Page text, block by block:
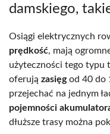
damskiego,
Osiągi elektrycznych
prędkość, mają
użyteczności tego typu
oferują zasięgod 40 do
przejechać na jednym
pojemności
dłuższe trasy można